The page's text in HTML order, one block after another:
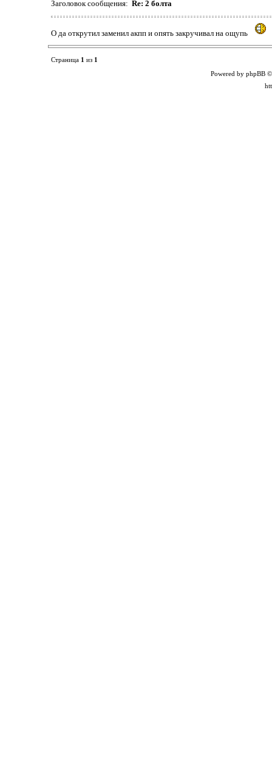
Заголовок сообщения: Re: 2 болта
О да открутил заменил акпп и опять закручивал на ощупь
Страница 1 из 1
Powered by phpBB